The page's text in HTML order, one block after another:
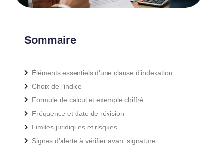
Sommaire
Éléments essentiels d’une clause d’indexation
Choix de l’indice
Formule de calcul et exemple chiffré
Fréquence et date de révision
Limites juridiques et risques
Signes d’alerte à vérifier avant signature